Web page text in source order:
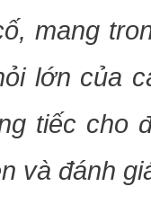
mang
lớn của
tiếc cho
và đánh